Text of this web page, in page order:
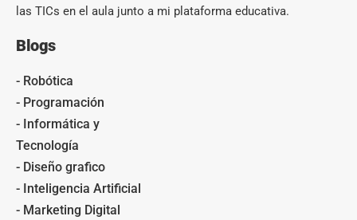
las TICs en el aula junto a mi plataforma educativa.
Blogs
- Robótica
- Programación
- Informática y
Tecnología
- Diseño grafico
- Inteligencia Artificial
- Marketing Digital